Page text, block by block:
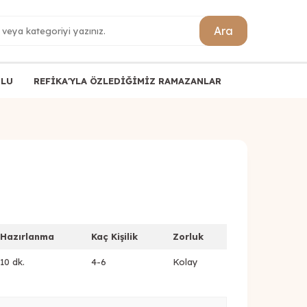
Ara
REFİKA'YLA ÖZLEDİĞİMİZ RAMAZANLAR
Hazırlanma Kaç Kişilik Zorluk
10 dk. 4-6 Kolay